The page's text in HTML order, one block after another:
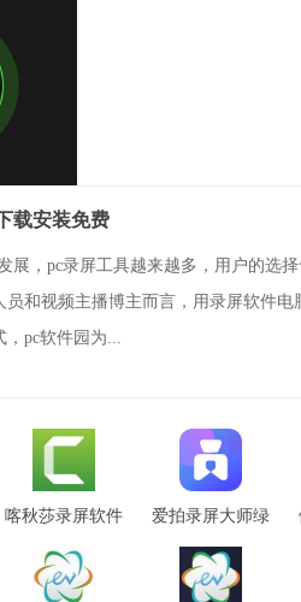
载安装免费
展，pc录屏工具越来越多，用户的选
和视频主播博主而言，用录屏软件电
pc软件园为...
喀秋莎录屏软件
爱拍录屏大师绿